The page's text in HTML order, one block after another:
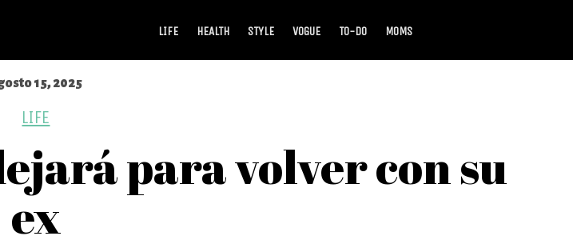
LIFE HEALTH STYLE VOGUE TO-DO MOMS
15, 2025
LIFE
para volver con su
ex